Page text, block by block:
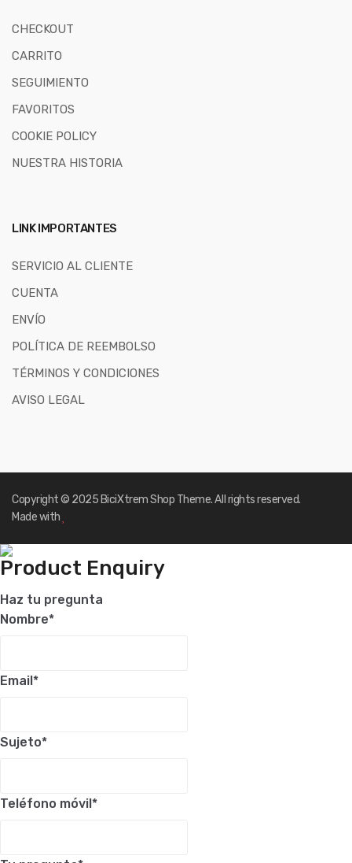
CHECKOUT
CARRITO
SEGUIMIENTO
FAVORITOS
COOKIE POLICY
NUESTRA HISTORIA
LINK IMPORTANTES
SERVICIO AL CLIENTE
CUENTA
ENVÍO
POLÍTICA DE REEMBOLSO
TÉRMINOS Y CONDICIONES
AVISO LEGAL
Copyright © 2025 BiciXtrem Shop Theme. All rights reserved.
Made with
Product Enquiry
Haz tu pregunta
Nombre*
Email *
Sujeto*
Teléfono móvil *